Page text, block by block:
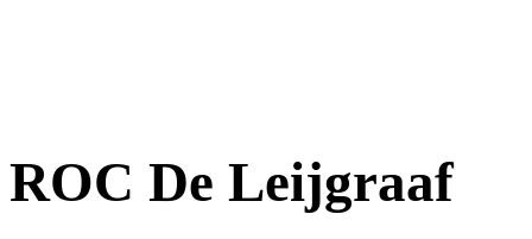
ROC De Leijgraaf